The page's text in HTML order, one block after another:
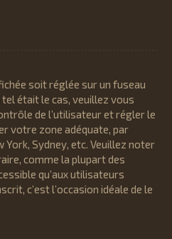
soit réglée sur un fuseau
était le cas, veuillez vous
de l’utilisateur et régler le
votre zone adéquate, par
York, Sydney, etc. Veuillez noter
comme la plupart des
qu’aux utilisateurs
c’est l’occasion idéale de le